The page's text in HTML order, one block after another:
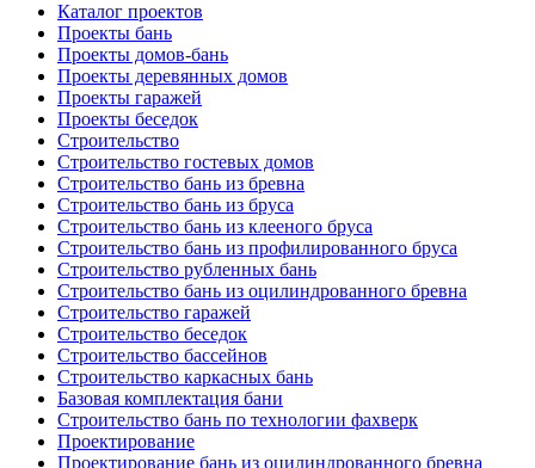
Каталог проектов
Проекты бань
Проекты домов-бань
Проекты деревянных домов
Проекты гаражей
Проекты беседок
Строительство
Строительство гостевых домов
Строительство бань из бревна
Строительство бань из бруса
Строительство бань из клееного бруса
Строительство бань из профилированного бруса
Строительство рубленных бань
Строительство бань из оцилиндрованного бревна
Строительство гаражей
Строительство беседок
Строительство бассейнов
Строительство каркасных бань
Базовая комплектация бани
Строительство бань по технологии фахверк
Проектирование
Проектирование бань из оцилиндрованного бревна